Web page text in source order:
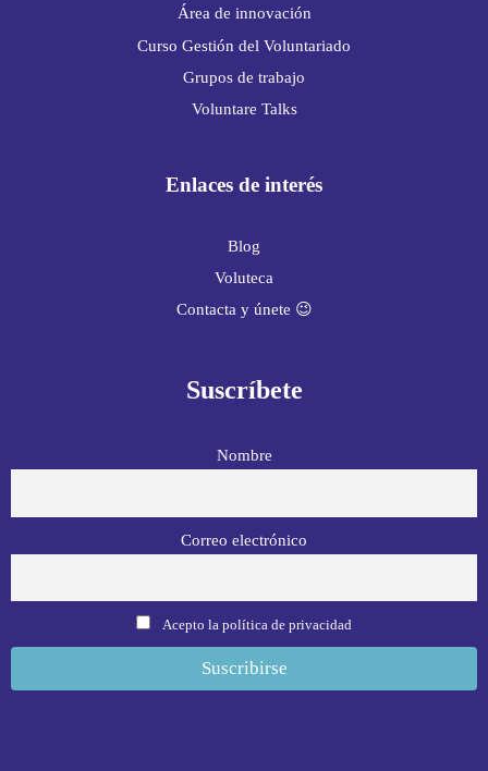
Área de innovación
Curso Gestión del Voluntariado
Grupos de trabajo
Voluntare Talks
Enlaces de interés
Blog
Voluteca
Contacta y únete 😉
Suscríbete
Nombre
Correo electrónico
Acepto la política de privacidad